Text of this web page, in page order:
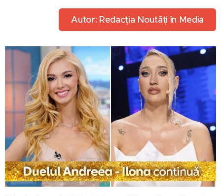
Autor: Redacția Noutăți în Media